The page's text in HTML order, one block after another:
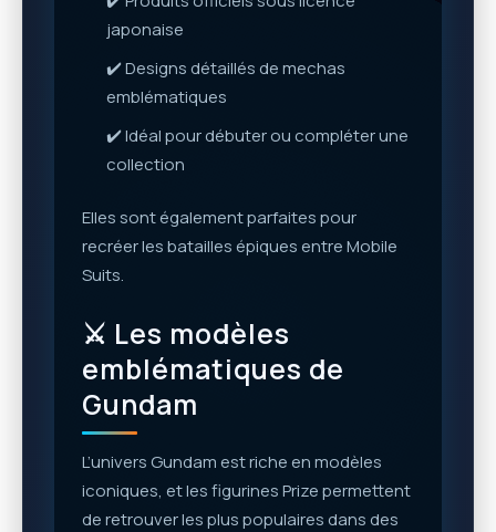
japonaise
✔️ Designs détaillés de mechas
emblématiques
✔️ Idéal pour débuter ou compléter une
collection
Elles sont également parfaites pour
recréer les batailles épiques entre Mobile
Suits.
⚔️ Les modèles
emblématiques de
Gundam
L’univers Gundam est riche en modèles
iconiques, et les figurines Prize permettent
de retrouver les plus populaires dans des